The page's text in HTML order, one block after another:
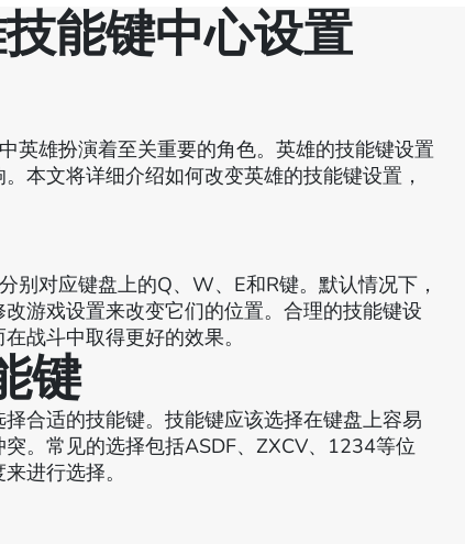
能键中心设置
英雄扮演着至关重要的角色。英雄的技能键设置
本文将详细介绍如何改变英雄的技能键设置，
别对应键盘上的Q、W、E和R键。默认情况下，
游戏设置来改变它们的位置。合理的技能键设
战斗中取得更好的效果。
键
合适的技能键。技能键应该选择在键盘上容易
。常见的选择包括ASDF、ZXCV、1234等位
进行选择。